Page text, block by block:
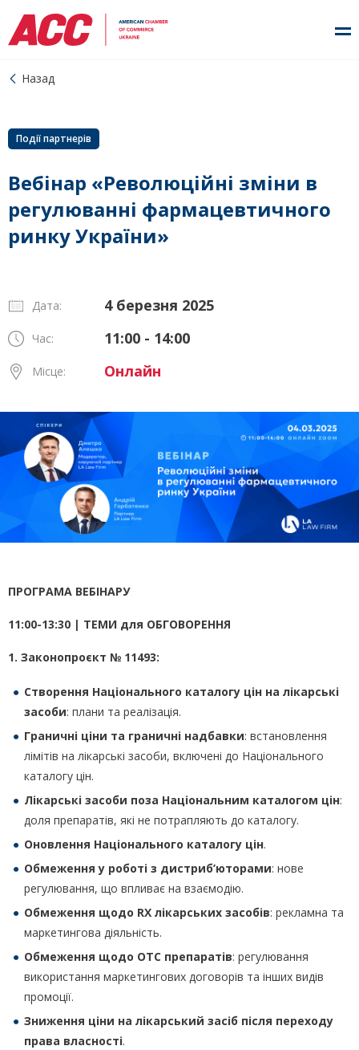
Назад
Події партнерів
Вебінар «Революційні зміни в
регулюванні фармацевтичного
ринку України»
Дата: 4 березня 2025
Час: 11:00 - 14:00
Місце: Онлайн
ПРОГРАМА ВЕБІНАРУ
11:00-13:30 | ТЕМИ для ОБГОВОРЕННЯ
1. Законопроєкт № 11493:
Створення Національного каталогу цін на лікарські
засоби: плани та реалізація.
Граничні ціни та граничні надбавки: встановлення
лімітів на лікарські засоби, включені до Національного
каталогу цін.
Лікарські засоби поза Національним каталогом цін:
доля препаратів, які не потрапляють до каталогу.
Оновлення Національного каталогу цін.
Обмеження у роботі з дистриб’юторами: нове
регулювання, що впливає на взаємодію.
Обмеження щодо RX лікарських засобів: рекламна та
маркетингова діяльність.
Обмеження щодо OTC препаратів: регулювання
використання маркетингових договорів та інших видів
промоції.
Зниження ціни на лікарський засіб після переходу
права власності.